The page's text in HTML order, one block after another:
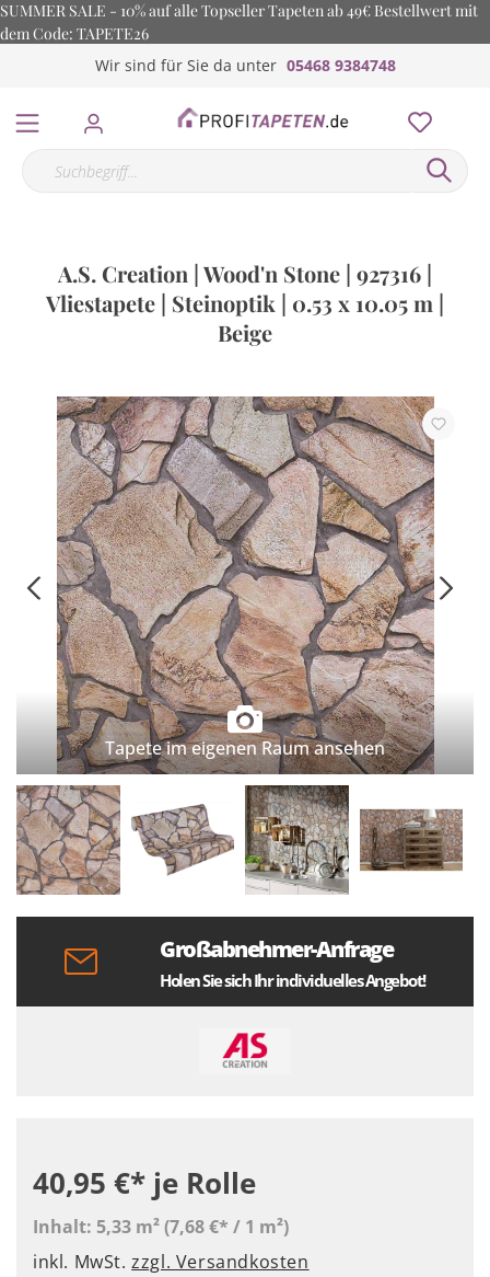
SUMMER SALE - 10% auf alle Topseller Tapeten ab 49€ Bestellwert mit
dem Code: TAPETE26
Wir sind für Sie da unter 05468 9384748
A.S. Creation | Wood'n Stone | 927316 |
Vliestapete | Steinoptik | 0.53 x 10.05 m |
Beige
Tapete im eigenen Raum ansehen
Großabnehmer-Anfrage
Holen Sie sich Ihr individuelles Angebot!
40,95 €* je Rolle
Inhalt: 5,33 m²(7,68 €* / 1 m²)
inkl. MwSt.zzgl. Versandkosten